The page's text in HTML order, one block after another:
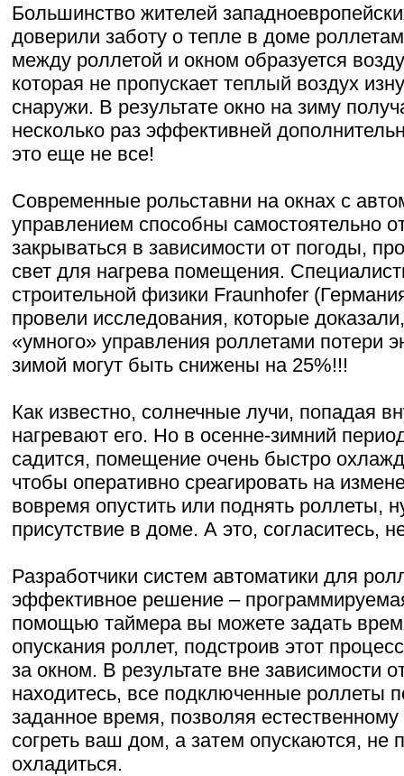
Большинство жителей
доверили заботу о тепле в доме
между роллетой и окном образуется
которая не пропускает теплый воздух
снаружи. В результате окно на зиму
несколько раз эффективней
это еще не все!
Современные рольставни на окнах с
управлением способны самостоятельно
закрываться в зависимости от погоды,
свет для нагрева помещения.
строительной физики Fraunhofer
провели исследования, которые
«умного» управления роллетами потери
зимой могут быть снижены на 25%!!!
Как известно, солнечные лучи, попадая
нагревают его. Но в осенне-зимний
садится, помещение очень быстро
чтобы оперативно среагировать на
вовремя опустить или поднять роллеты,
присутствие в доме. А это, согласитесь,
Разработчики систем автоматики для
эффективное решение –
помощью таймера вы можете задать
опускания роллет, подстроив этот
за окном. В результате вне зависимости
находитесь, все подключенные роллеты
заданное время, позволяя
согреть ваш дом, а затем опускаются,
охладиться.